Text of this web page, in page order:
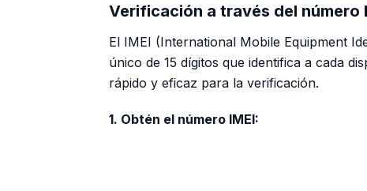
Verificación a través del número
El IMEI (International Mobile Equipment
único de 15 dígitos que identifica a cada
rápido y eficaz para la verificación.
1. Obtén el número IMEI: